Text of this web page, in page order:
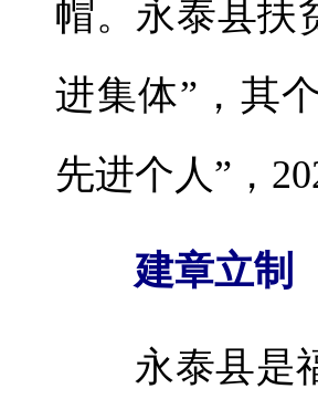
帽。永泰县扶
进集体”，其
先进个人”，
建章立制
永泰县是